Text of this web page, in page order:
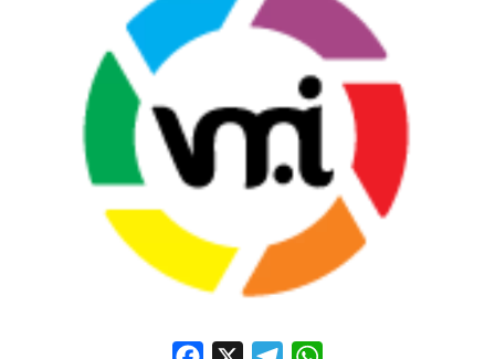
Facebook
X Telegram